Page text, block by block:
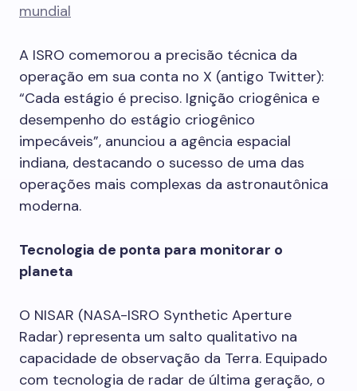
mundial
A ISRO comemorou a precisão técnica da
operação em sua conta no X (antigo Twitter):
“Cada estágio é preciso. Ignição criogênica e
desempenho do estágio criogênico
impecáveis”, anunciou a agência espacial
indiana, destacando o sucesso de uma das
operações mais complexas da astronautônica
moderna.
Tecnologia de ponta para monitorar o
planeta
O NISAR (NASA-ISRO Synthetic Aperture
Radar) representa um salto qualitativo na
capacidade de observação da Terra. Equipado
com tecnologia de radar de última geração, o